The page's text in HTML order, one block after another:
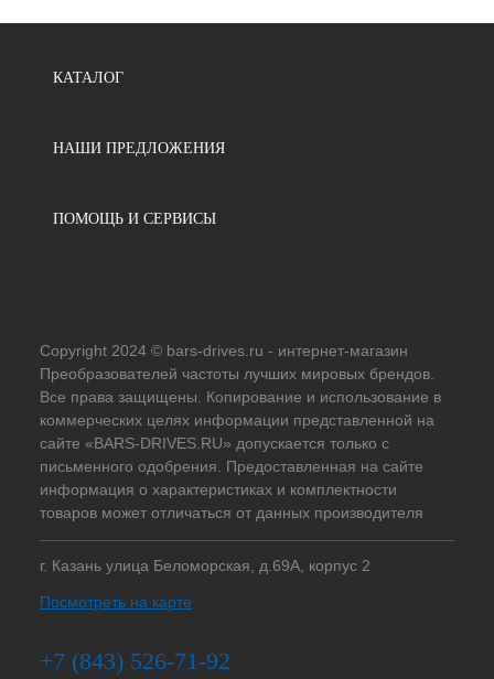
КАТАЛОГ
НАШИ ПРЕДЛОЖЕНИЯ
ПОМОЩЬ И СЕРВИСЫ
Copyright 2024 © bars-drives.ru - интернет-магазин
Преобразователей частоты лучших мировых брендов.
Все права защищены. Копирование и использование в
коммерческих целях информации представленной на
сайте «BARS-DRIVES.RU» допускается только с
письменного одобрения. Предоставленная на сайте
информация о характеристиках и комплектности
товаров может отличаться от данных производителя
г. Казань улица Беломорская, д.69А, корпус 2
Посмотреть на карте
+7 (843) 526-71-92